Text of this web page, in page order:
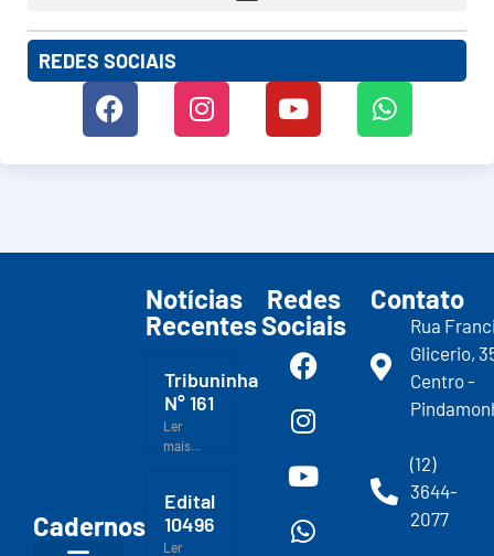
REDES SOCIAIS
Cadernos
Notícias
Recentes
Tribuninha
N° 161
Ler
mais...
Edital
10496
Ler
Redes
Sociais
Contato
Rua
Glicerio,
Centro -
(12)
3644-
2077